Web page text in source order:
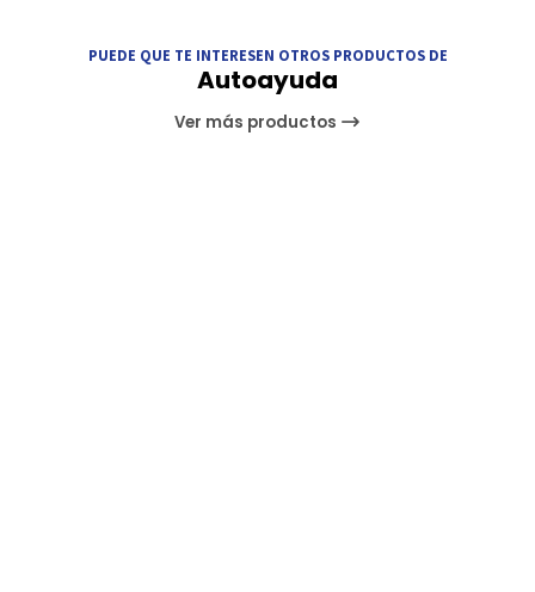
PUEDE QUE TE INTERESEN OTROS PRODUCTOS DE
Autoayuda
Ver más productos